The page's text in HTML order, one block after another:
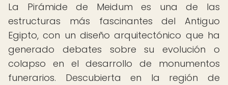
La Pirámide de Meidum es una de las
estructuras más fascinantes del Antiguo
Egipto, con un diseño arquitectónico que ha
generado debates sobre su evolución o
colapso en el desarrollo de monumentos
funerarios. Descubierta en la región de